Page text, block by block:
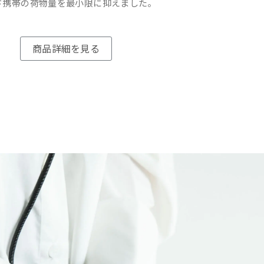
帯の荷物量を最小限に抑えました。
商品詳細を見る